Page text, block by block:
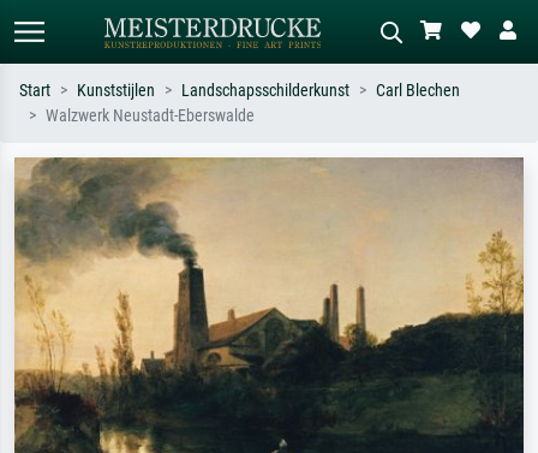
Zoek op kunstenaar, titel of stijl – bijv.
Monet, Sterrennacht, impressionisme,
Hokusai-golf, naakt.
Start Kunststijlen Landschapsschilderkunst
Carl Blechen
Walzwerk Neustadt-Eberswalde